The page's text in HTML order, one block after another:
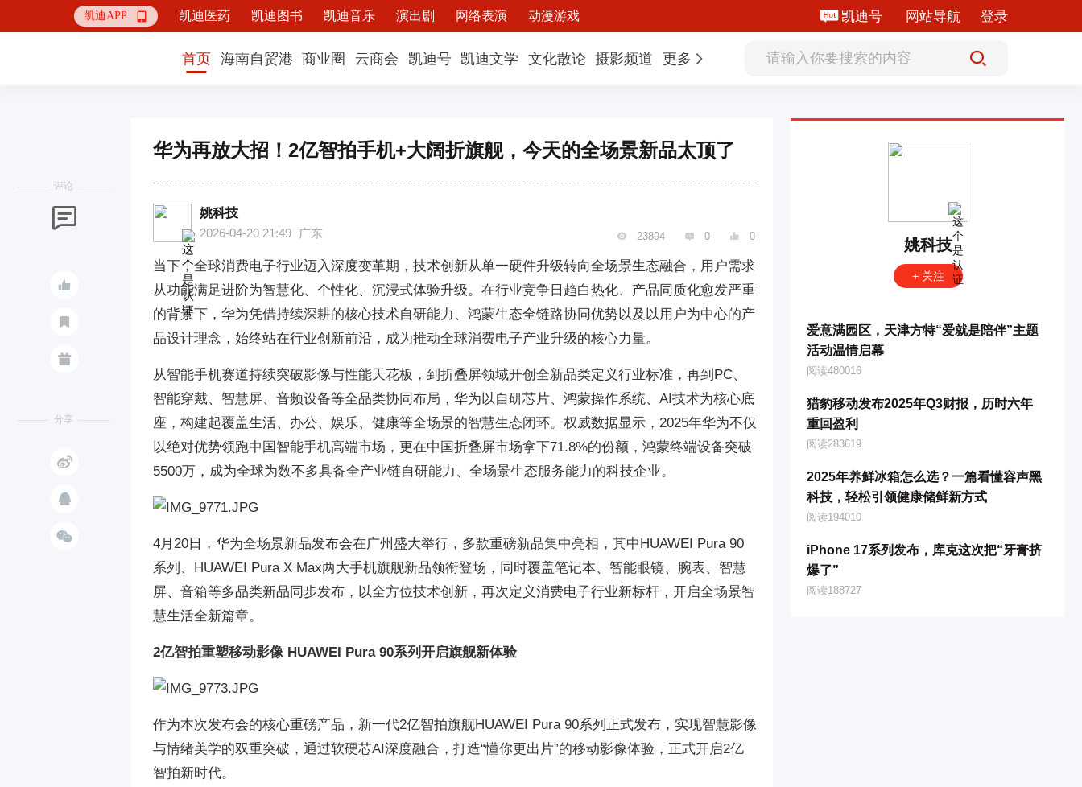
凯迪APP  凯迪医药 凯迪图书 凯迪音乐 演出剧 网络表演 动漫游戏 凯迪号 网站导航 登录
首页 海南自贸港 商业圈 云商会 凯迪号 凯迪文学 文化散论 摄影频道 更多
评论



分享



华为再放大招！2亿智拍手机+大阔折旗舰，今天的全场景新品太顶了
姚科技
2026-04-20 21:49
广东  23894  0  0
当下，全球消费电子行业迈入深度变革期，技术创新从单一硬件升级转向全场景生态融合，用户需求
从功能满足进阶为智慧化、个性化、沉浸式体验升级。在行业竞争日趋白热化、产品同质化愈发严重
的背景下，华为凭借持续深耕的核心技术自研能力、鸿蒙生态全链路协同优势以及以用户为中心的产
品设计理念，始终站在行业创新前沿，成为推动全球消费电子产业升级的核心力量。
从智能手机赛道持续突破影像与性能天花板，到折叠屏领域开创全新品类定义行业标准，再到PC、
智能穿戴、智慧屏、音频设备等全品类协同布局，华为以自研芯片、鸿蒙操作系统、AI技术为核心底
座，构建起覆盖生活、办公、娱乐、健康等全场景的智慧生态闭环。权威数据显示，2025年华为不仅
以绝对优势领跑中国智能手机高端市场，更在中国折叠屏市场拿下71.8%的份额，鸿蒙终端设备突破
5500万，成为全球为数不多具备全产业链自研能力、全场景生态服务能力的科技企业。
4月20日，华为全场景新品发布会在广州盛大举行，多款重磅新品集中亮相，其中HUAWEI Pura 90
系列、HUAWEI Pura X Max两大手机旗舰新品领衔登场，同时覆盖笔记本、智能眼镜、腕表、智慧
屏、音箱等多品类新品同步发布，以全方位技术创新，再次定义消费电子行业新标杆，开启全场景智
慧生活全新篇章。
2亿智拍重塑移动影像 HUAWEI Pura 90系列开启旗舰新体验
作为本次发布会的核心重磅产品，新一代2亿智拍旗舰HUAWEI Pura 90系列正式发布，实现智慧影像
与情绪美学的双重突破，通过软硬芯AI深度融合，打造“懂你更出片”的移动影像体验，正式开启2亿
智拍新时代。
姚科技
+ 关注
爱意满园区，天津方特“爱就是陪伴”主题
活动温情启幕
阅读480016
猎豹移动发布2025年Q3财报，历时六年
重回盈利
阅读283619
2025年养鲜冰箱怎么选？一篇看懂容声黑
科技，轻松引领健康储鲜新方式
阅读194010
iPhone 17系列发布，库克这次把“牙膏挤
爆了”
阅读188727